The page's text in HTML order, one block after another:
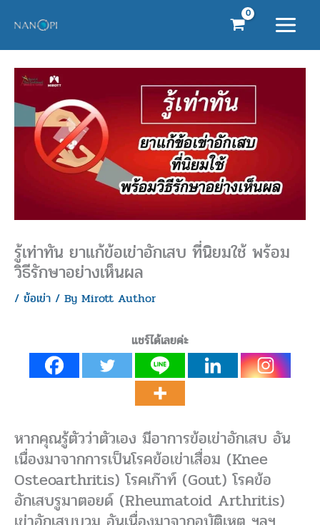
content
รู้เท่าทัน ยาแก้ข้อเข่าอักเสบ ที่นิยมใช้ พร้อม
วิธีรักษาอย่างเห็นผล
/ ข้อเข่า / By Mirott Author
แชร์ได้เลยค่ะ
หากคุณรู้ตัวว่าตัวเอง มีอาการข้อเข่าอักเสบ อัน
เนื่องมาจากการเป็นโรคข้อเข่าเสื่อม (Knee
Osteoarthritis) โรคเก๊าท์ (Gout) โรคข้อ
อักเสบรูมาตอยด์ (Rheumatoid Arthritis)